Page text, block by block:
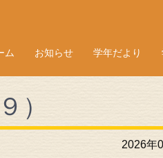
ム お知らせ 学年だより
）
2026年